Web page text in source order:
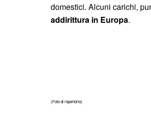
domestici. Alcuni carichi,
addirittura in Europa.
(Foto di repertorio)